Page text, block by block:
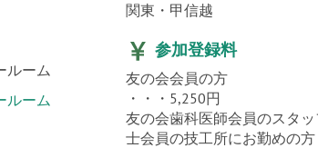
ルーム
ルーム
関東・甲信越
参加登録料
友の会会員の方
・・・5,250円
友の会歯科医師会員のスタ
士会員の技工所にお勤めの方